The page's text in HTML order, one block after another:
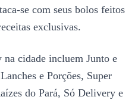
se com seus bolos feitos
exclusivas.
na cidade incluem Junto e
e Porções, Super
do Pará, Só Delivery e